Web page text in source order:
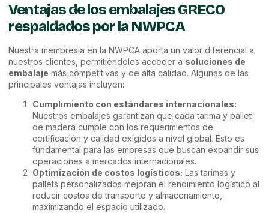
Ventajas de los embalajes GRECO
respaldados por la NWPCA
Nuestra membresía en la NWPCA aporta un valor diferencial a
nuestros clientes, permitiéndoles acceder a soluciones de
embalaje más competitivas y de alta calidad. Algunas de las
principales ventajas incluyen:
Cumplimiento con estándares internacionales:
Nuestros embalajes garantizan que cada tarima y pallet
de madera cumple con los requerimientos de
certificación y calidad exigidos a nivel global. Esto es
fundamental para las empresas que buscan expandir sus
operaciones a mercados internacionales.
Optimización de costos logísticos: Las tarimas y
pallets personalizados mejoran el rendimiento logístico al
reducir costos de transporte y almacenamiento,
maximizando el espacio utilizado.